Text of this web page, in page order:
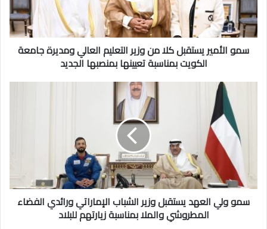
التعليم
العالي
ومديرة
جامعة
تعيينها
سمو الأمير يستقبل كلا من وزير التعليم العالي ومديرة جامعة
الكويت بمناسبة تعيينها بمنصبها الجديد
يستقبل
الشباب
الإماراتي
ورائدي
الفضاء
المطروشي
سمو ولي العهد يستقبل وزير الشباب الإماراتي ورائدي الفضاء
المطروشي والملا بمناسبة زيارتهم للبلاد